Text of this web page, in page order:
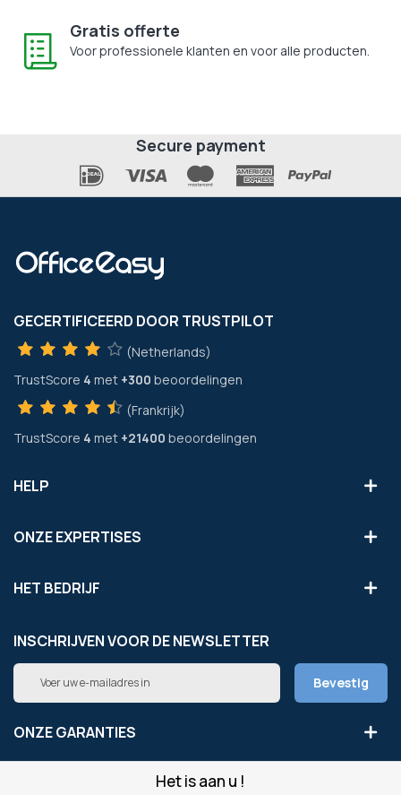
Het is aan u !
Gratis offerte
Voor professionele klanten en voor alle producten.
Secure payment
GECERTIFICEERD DOOR TRUSTPILOT
(Netherlands)
TrustScore 4 met +300 beoordelingen
(Frankrijk)
TrustScore 4 met +21400 beoordelingen
HELP
ONZE EXPERTISES
HET BEDRIJF
INSCHRIJVEN VOOR DE NEWSLETTER
Abonneer
op
onze
nieuwsbrief
Bevestig
ONZE GARANTIES